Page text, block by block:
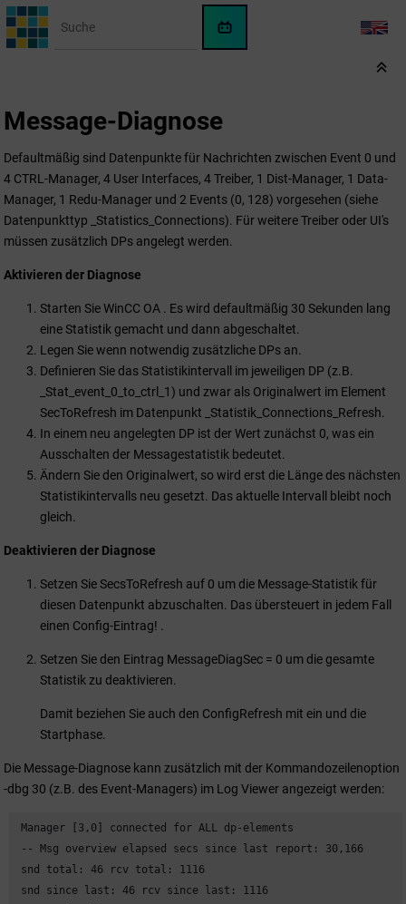
Springe zum Hauptinhalt
WinCC
OA
LANG
Message-Diagnose
Defaultmäßig sind Datenpunkte für Nachrichten zwischen Event 0 und
4 CTRL-Manager, 4 User Interfaces, 4 Treiber, 1 Dist-Manager, 1 Data-
Manager, 1 Redu-Manager und 2 Events (0, 128) vorgesehen (siehe
Datenpunkttyp _Statistics_Connections). Für weitere Treiber oder UI's
müssen zusätzlich DPs angelegt werden.
Aktivieren der Diagnose
Starten SieWinCC OA . Es wird defaultmäßig 30 Sekunden lang
eine Statistik gemacht und dann abgeschaltet.
Legen Sie wenn notwendig zusätzliche DPs an.
Definieren Sie das Statistikintervall im jeweiligen DP (z.B.
_Stat_event_0_to_ctrl_1) und zwar als Originalwert im Element
SecToRefresh im Datenpunkt _Statistik_Connections_Refresh.
In einem neu angelegten DP ist der Wert zunächst 0, was ein
Ausschalten der Messagestatistik bedeutet.
Ändern Sie den Originalwert, so wird erst die Länge des nächsten
Statistikintervalls neu gesetzt. Das aktuelle Intervall bleibt noch
gleich.
Deaktivieren der Diagnose
Setzen Sie SecsToRefresh auf 0 um die Message-Statistik für
diesen Datenpunkt abzuschalten. Das übersteuert in jedem Fall
einen Config-Eintrag! .
Setzen Sie den Eintrag MessageDiagSec = 0 um die gesamte
Statistik zu deaktivieren.
Damit beziehen Sie auch den ConfigRefresh mit ein und die
Startphase.
Die Message-Diagnose kann zusätzlich mit der Kommandozeilenoption
-dbg 30 (z.B. des Event-Managers) im Log Viewer angezeigt werden:
Manager [3,0] connected for ALL dp-elements
-- Msg overview elapsed secs since last report: 30,166
snd total: 46 rcv total: 1116
snd since last: 46 rcv since last: 1116